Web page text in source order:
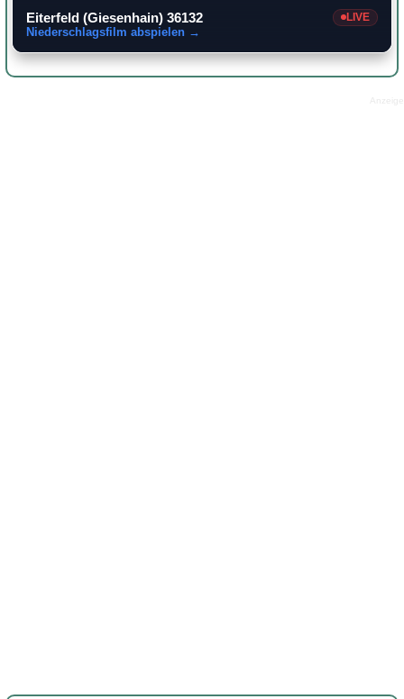
Eiterfeld (Giesenhain) 36132 LIVE
Niederschlagsfilm abspielen →